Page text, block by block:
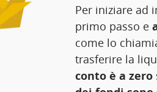
Per iniziare ad
primo passo e
come lo
trasferire la
conto è a zero